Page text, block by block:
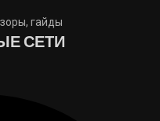
гайды
СЕТИ